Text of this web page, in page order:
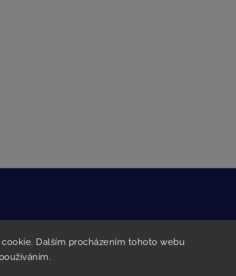
Dalším procházením tohoto webu
Rychlé kontakty